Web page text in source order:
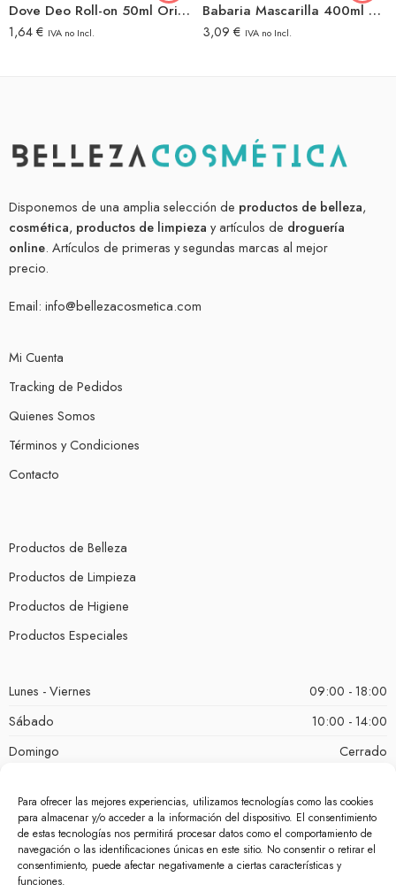
Para ofrecer las mejores experiencias, utilizamos tecnologías como las cookies
para almacenar y/o acceder a la información del dispositivo. El consentimiento
de estas tecnologías nos permitirá procesar datos como el comportamiento de
navegación o las identificaciones únicas en este sitio. No consentir o retirar el
consentimiento, puede afectar negativamente a ciertas características y
funciones.
Dove Deo Roll-on 50ml Original
1,64€ IVA no Incl.
Babaria Mascarilla 400ml Cebolla
3,09 € IVA no Incl.
Disponemos de una amplia selección de productos de belleza,
cosmética, productos de limpieza y artículos de droguería
online. Artículos de primeras y segundas marcas al mejor
precio.
Email: info@bellezacosmetica.com
Mi Cuenta
Tracking de Pedidos
Quienes Somos
Términos y Condiciones
Contacto
Productos de Belleza
Productos de Limpieza
Productos de Higiene
Productos Especiales
Lunes - Viernes
09:00 - 18:00
Sábado
10:00 - 14:00
Domingo
Cerrado